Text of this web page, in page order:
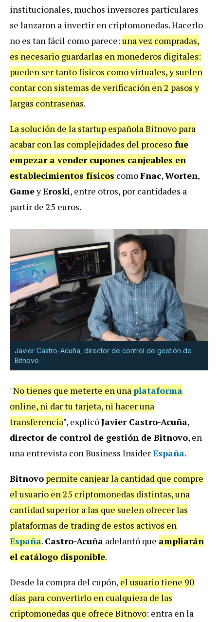
institucionales, muchos inversores particulares
se lanzaron a invertir en criptomonedas. Hacerlo
no es tan fácil como parece: una vez compradas,
es necesario guardarlas en monederos digitales:
pueden ser tanto físicos como virtuales, y suelen
contar con sistemas de verificación en 2 pasos y
largas contraseñas.
La solución de la startup española Bitnovo para
acabar con las complejidades del proceso fue
empezar a vender cupones canjeables en
establecimientos físicos comoFnac,Worten,
GameyEroski, entre otros, por cantidades a
partir de 25 euros.
Javier Castro-Acuña, director de control de gestión de
Bitnovo
"No tienes que meterte en unaplataforma
online, ni dar tu tarjeta, ni hacer una
transferencia", explicóJavier Castro-Acuña,
director de control de gestión de Bitnovo, en
una entrevista con Business InsiderEspaña.
Bitnovo permite canjear la cantidad que compre
el usuario en 25 criptomonedas distintas, una
cantidad superior a las que suelen ofrecer las
plataformas de trading de estos activos en
España. Castro-Acuña adelantó que ampliarán
el catálogo disponible.
Desde la compra del cupón, el usuario tiene 90
días para convertirlo en cualquiera de las
criptomonedas que ofrece Bitnovo: entra en la